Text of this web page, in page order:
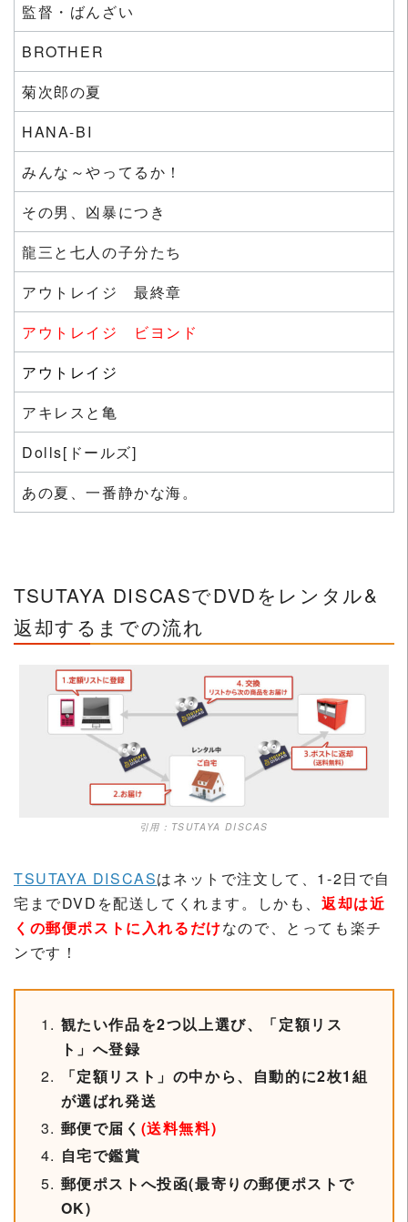
監督・ばんざい
BROTHER
菊次郎の夏
HANA-BI
みんな～やってるか！
その男、凶暴につき
龍三と七人の子分たち
アウトレイジ 最終章
アウトレイジ ビヨンド
アウトレイジ
アキレスと亀
Dolls[ドールズ]
あの夏、一番静かな海。
TSUTAYA DISCASでDVDをレンタル&
返却するまでの流れ
引用：TSUTAYA DISCAS
TSUTAYA DISCASはネットで注文して、1-2日で自
宅までDVDを配送してくれます。しかも、返却は近
くの郵便ポストに入れるだけなので、とっても楽チ
ンです！
観たい作品を2つ以上選び、「定額リス
ト」へ登録
「定額リスト」の中から、自動的に2枚1組
が選ばれ発送
郵便で届く (送料無料)
自宅で鑑賞
郵便ポストへ投函(最寄りの郵便ポストで
OK)